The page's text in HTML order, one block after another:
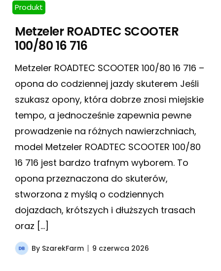
Produkt
Metzeler ROADTEC SCOOTER
100/80 16 716
Metzeler ROADTEC SCOOTER 100/80 16 716 –
opona do codziennej jazdy skuterem Jeśli
szukasz opony, która dobrze znosi miejskie
tempo, a jednocześnie zapewnia pewne
prowadzenie na różnych nawierzchniach,
model Metzeler ROADTEC SCOOTER 100/80
16 716 jest bardzo trafnym wyborem. To
opona przeznaczona do skuterów,
stworzona z myślą o codziennych
dojazdach, krótszych i dłuższych trasach
oraz […]
By SzarekFarm 9 czerwca 2026